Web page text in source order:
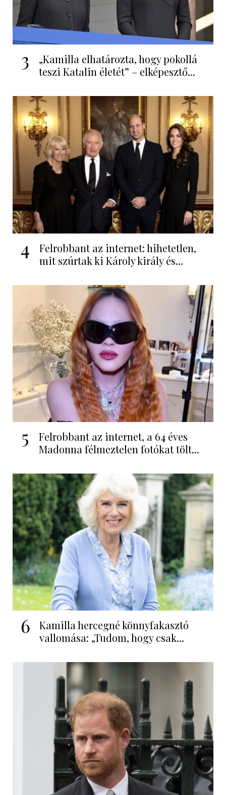
3
„Kamilla elhatározta, hogy pokollá
teszi Katalin életét” – elképesztő...
4
Felrobbant az internet: hihetetlen,
mit szúrtak ki Károly király és...
5
Felrobbant az internet, a 64 éves
Madonna félmeztelen fotókat tölt...
6
Kamilla hercegné könnyfakasztó
vallomása: „Tudom, hogy csak...